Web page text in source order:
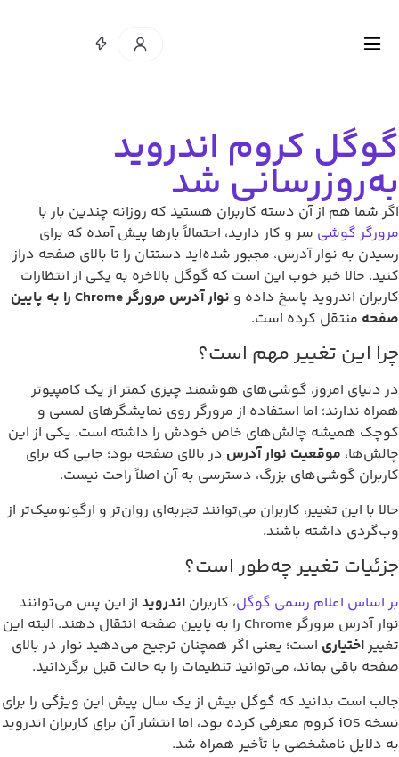
گوگل کروم اندروید
به‌روزرسانی شد
اگر شما هم از آن دسته کاربران هستید که روزانه چندین بار با
مرورگر گوشی سر و کار دارید، احتمالاً بارها پیش آمده که برای
رسیدن به نوار آدرس، مجبور شده‌اید دستتان را تا بالای صفحه دراز
کنید. حالا خبر خوب این است که گوگل بالاخره به یکی از انتظارات
کاربران اندروید پاسخ داده و
نوار آدرس مرورگر Chrome را به پایین
صفحه منتقل کرده است.
چرا این تغییر مهم است؟
در دنیای امروز، گوشی‌های هوشمند چیزی کمتر از یک کامپیوتر
همراه ندارند؛ اما استفاده از مرورگر روی نمایشگرهای لمسی و
کوچک همیشه چالش‌های خاص خودش را داشته است. یکی از این
چالش‌ها، موقعیت نوار آدرس در بالای صفحه بود؛ جایی که برای
کاربران گوشی‌های بزرگ، دسترسی به آن اصلاً راحت نیست.
حالا با این تغییر، کاربران می‌توانند تجربه‌ای روان‌تر و ارگونومیک‌تر از
وب‌گردی داشته باشند.
جزئیات تغییر چه‌طور است؟
بر اساس اعلام رسمی گوگل، کاربران اندروید از این پس می‌توانند
نوار آدرس مرورگر Chrome را به پایین صفحه انتقال دهند. البته این
تغییراختیاری است؛ یعنی اگر همچنان ترجیح می‌دهید نوار در بالای
صفحه باقی بماند، می‌توانید تنظیمات را به حالت قبل برگردانید.
جالب است بدانید که گوگل بیش از یک سال پیش این ویژگی را برای
نسخه iOS کروم معرفی کرده بود، اما انتشار آن برای کاربران اندروید
به دلایل نامشخصی با تأخیر همراه شد.